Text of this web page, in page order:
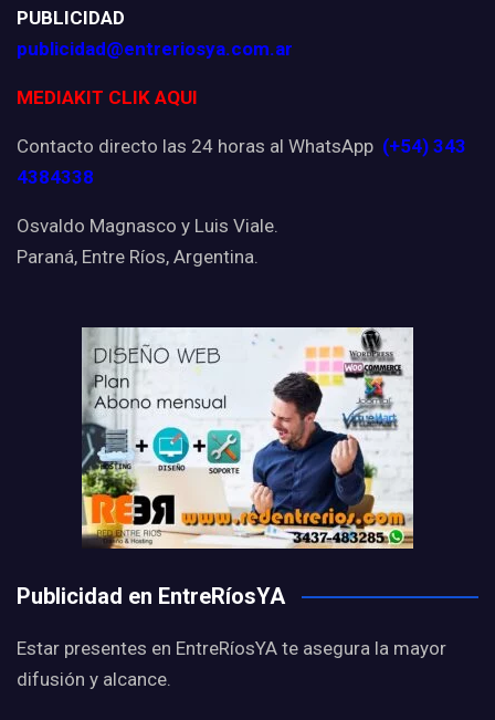
PUBLICIDAD
publicidad@entreriosya.com.ar
MEDIAKIT CLIK AQUI
Contacto directo las 24 horas al WhatsApp (+54) 343
4384338
Osvaldo Magnasco y Luis Viale.
Paraná, Entre Ríos, Argentina.
Publicidad en EntreRíosYA
Estar presentes en EntreRíosYA te asegura la mayor
difusión y alcance.